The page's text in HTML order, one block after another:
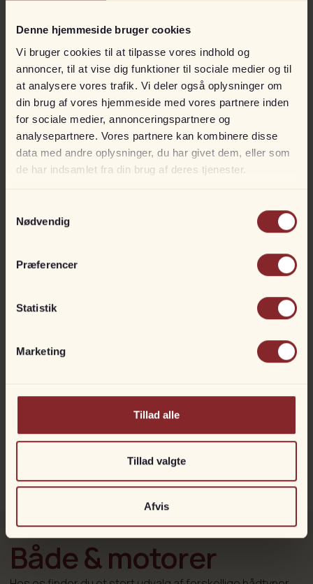
Denne hjemmeside bruger cookies
Vi bruger cookies til at tilpasse vores indhold og
annoncer, til at vise dig funktioner til sociale medier og til
at analysere vores trafik. Vi deler også oplysninger om
din brug af vores hjemmeside med vores partnere inden
for sociale medier, annonceringspartnere og
analysepartnere. Vores partnere kan kombinere disse
data med andre oplysninger, du har givet dem, eller som
de har indsamlet fra din brug af deres tjenester.
Nødvendig
Præferencer
Statistik
Marketing
Tillad alle
Tillad valgte
Afvis
yanmar-80-hk-diesel/
86 10 15 00 siim@siim.dk
Både & motorer